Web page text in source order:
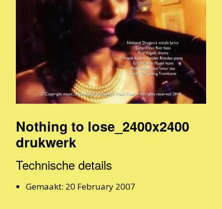
Nothing to lose_2400x2400
drukwerk
Technische details
Gemaakt: 20 February 2007